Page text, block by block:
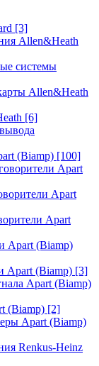
[3]
Allen&Heath
системы
Allen&Heath
[6]
(Biamp) [100]
Apart
Apart
Apart
Apart (Biamp)
Apart (Biamp) [3]
Apart (Biamp)
(Biamp) [2]
Apart (Biamp)
Renkus-Heinz